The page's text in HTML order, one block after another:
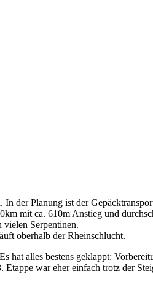
der Planung ist der
mit ca. 610m Anstieg und
vielen Serpentinen.
oberhalb der Rheinschlucht.
alles bestens geklappt:
war eher einfach trotz der